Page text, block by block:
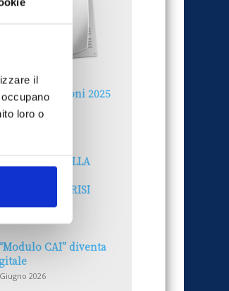
il
loro o
e sanzioni 2025
Giugno 2026
GESTIONE DELLA
E CRISI
CAI” diventa
2026